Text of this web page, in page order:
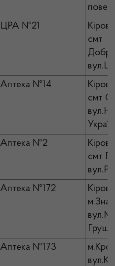
ЦРА №21
смт
Аптека №14
смт
Аптека №2
смт
Аптека №172
Аптека №173